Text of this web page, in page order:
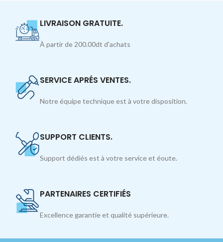
LIVRAISON GRATUITE.
À partir de 200.00dt d'achats
SERVICE APRÉS VENTES.
Notre équipe technique est à votre disposition.
SUPPORT CLIENTS.
Support dédiés est à votre service et éoute.
PARTENAIRES CERTIFIÉS
Excellence garantie et qualité supérieure.